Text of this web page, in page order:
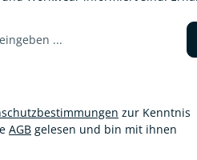
zur Kenntnis
AGB gelesen und bin mit ihnen